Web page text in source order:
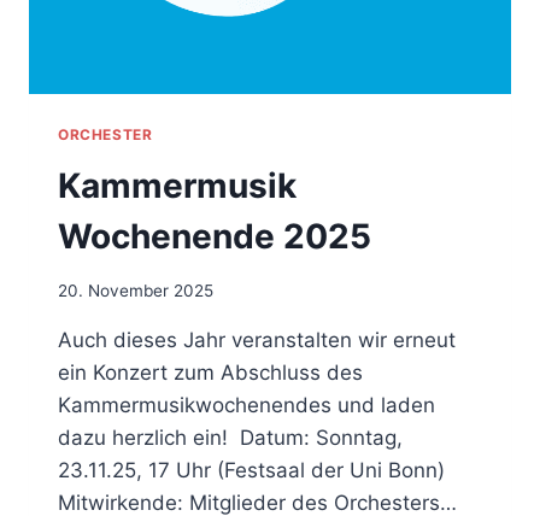
ORCHESTER
Kammermusik
Wochenende 2025
20. November 2025
Auch dieses Jahr veranstalten wir erneut
ein Konzert zum Abschluss des
Kammermusikwochenendes und laden
dazu herzlich ein! Datum: Sonntag,
23.11.25, 17 Uhr (Festsaal der Uni Bonn)
Mitwirkende: Mitglieder des Orchesters…